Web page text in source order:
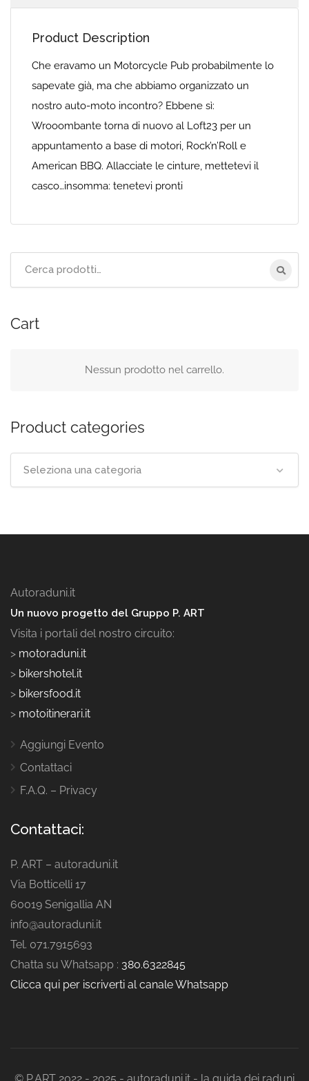
Product Description
Che eravamo un Motorcycle Pub probabilmente lo
sapevate già, ma che abbiamo organizzato un
nostro auto-moto incontro? Ebbene sì:
Wrooombante torna di nuovo al Loft23 per un
appuntamento a base di motori, Rock’n’Roll e
American BBQ. Allacciate le cinture, mettetevi il
casco…insomma: tenetevi pronti
Cart
Nessun prodotto nel carrello.
Product categories
Seleziona una categoria
Autoraduni.it
Un nuovo progetto del Gruppo P. ART
Visita i portali del nostro circuito:
> motoraduni.it
> bikershotel.it
> bikersfood.it
> motoitinerari.it
Aggiungi Evento
Contattaci
F.A.Q. – Privacy
Contattaci:
P. ART – autoraduni.it
Via Botticelli 17
60019 Senigallia AN
info@autoraduni.it
Tel. 071.7915693
Chatta su Whatsapp : 380.6322845
Clicca qui per iscriverti al canale Whatsapp